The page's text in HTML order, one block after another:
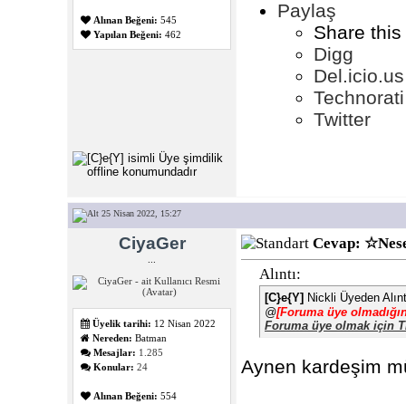
Alınan Beğeni: 545
Yapılan Beğeni: 462
Paylaş
Share
Digg
Del.icio.us
Technorati
Twitter
25 Nisan 2022, 15:27
CiyaGer
Üyelik tarihi: 12 Nisan 2022
Nereden: Batman
Mesajlar: 1.285
Konular: 24
Alınan Beğeni: 554
Cevap:
Alıntı:
[C}e{Y] Nickli Üyeden
@[Foruma üye
Foruma üye olmak için
Aynen kardeşim